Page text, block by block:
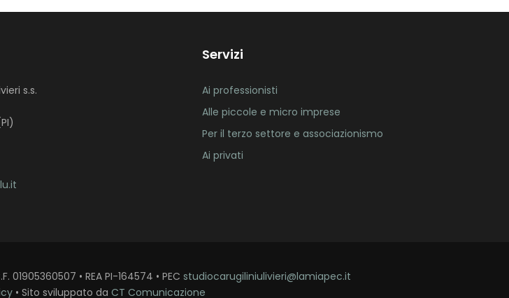
s.s.
Servizi
Ai professionisti
Alle piccole e micro imprese
Per il terzo settore e associazionismo
Ai privati
01905360507 • REA PI-164574 • PEC studiocarugiliniulivieri@lamiapec.it
• Sito sviluppato da CT Comunicazione